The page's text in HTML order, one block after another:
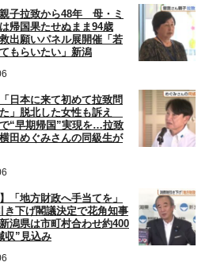
子拉致から48年 母・ミ
帰国果たせぬまま94歳
出願いパネル展開催「若
もらいたい」新潟
「日本に来て初めて拉致問
」脱北した女性も訴え
“早期帰国”実現を…拉致
田めぐみさんの同級生が
「地方財政へ手当てを」
き下げ閣議決定で花角知事
潟県は市町村合わせ約400
収”見込み